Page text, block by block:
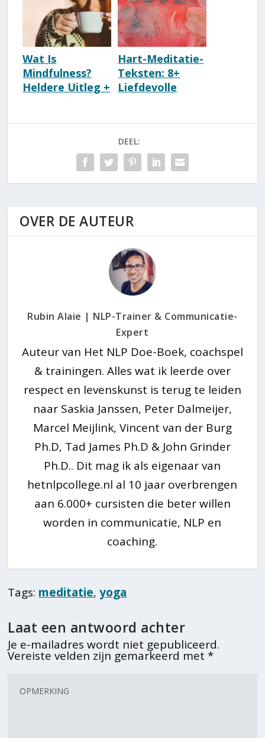
Wat Is
Mindfulness?
Heldere Uitleg +
Hart-Meditatie-
Teksten: 8+
Liefdevolle
DEEL:
OVER DE AUTEUR
Rubin Alaie | NLP-Trainer & Communicatie-
Expert
Auteur van Het NLP Doe-Boek, coachspel
& trainingen. Alles wat ik leerde over
respect en levenskunst is terug te leiden
naar Saskia Janssen, Peter Dalmeijer,
Marcel Meijlink, Vincent van der Burg
Ph.D, Tad James Ph.D & John Grinder
Ph.D.. Dit mag ik als eigenaar van
hetnlpcollege.nl al 10 jaar overbrengen
aan 6.000+ cursisten die beter willen
worden in communicatie, NLP en
coaching.
Tags: meditatie,yoga
Laat een antwoord achter
Je e-mailadres wordt niet gepubliceerd.
Vereiste velden zijn gemarkeerd met *